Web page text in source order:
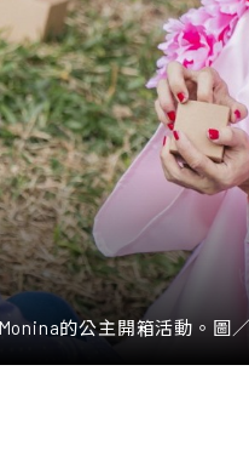
的公主開箱活動。圖